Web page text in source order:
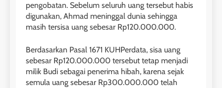
pengobatan. Sebelum seluruh uang tersebut habis
digunakan, Ahmad meninggal dunia sehingga
masih tersisa uang sebesar Rp120.000.000.
Berdasarkan Pasal 1671 KUHPerdata, sisa uang
sebesar Rp120.000.000 tersebut tetap menjadi
milik Budi sebagai penerima hibah, karena sejak
semula uang sebesar Rp300.000.000 telah